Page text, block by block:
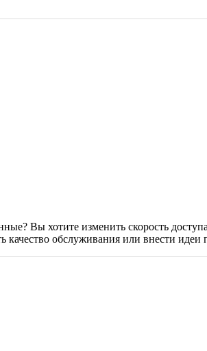
Вы хотите изменить скорость
обслуживания или внести идеи